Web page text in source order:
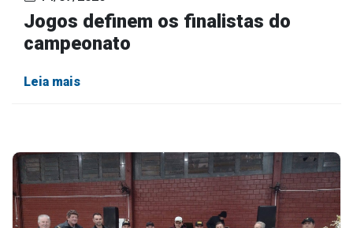
Jogos definem os finalistas do
campeonato
Leia mais